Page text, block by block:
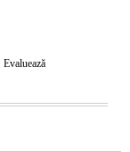
Evaluează